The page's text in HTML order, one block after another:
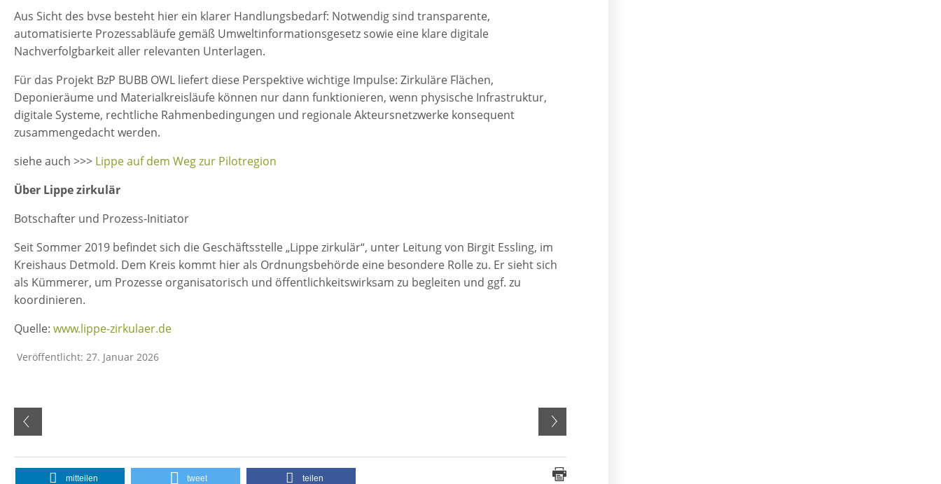
Aus Sicht des bvse besteht hier ein klarer Handlungsbedarf: Notwendig sind transparente,
automatisierte Prozessabläufe gemäß Umweltinformationsgesetz sowie eine klare digitale
Nachverfolgbarkeit aller relevanten Unterlagen.
Für das Projekt BzP BUBB OWL liefert diese Perspektive wichtige Impulse: Zirkuläre Flächen,
Deponieräume und Materialkreisläufe können nur dann funktionieren, wenn physische Infrastruktur,
digitale Systeme, rechtliche Rahmenbedingungen und regionale Akteursnetzwerke konsequent
zusammengedacht werden.
siehe auch >>> Lippe auf dem Weg zur Pilotregion
Über Lippe zirkulär
Botschafter und Prozess-Initiator
Seit Sommer 2019 befindet sich die Geschäftsstelle „Lippe zirkulär“, unter Leitung von Birgit Essling, im
Kreishaus Detmold. Dem Kreis kommt hier als Ordnungsbehörde eine besondere Rolle zu. Er sieht sich
als Kümmerer, um Prozesse organisatorisch und öffentlichkeitswirksam zu begleiten und ggf. zu
koordinieren.
Quelle: www.lippe-zirkulaer.de
Veröffentlicht: 27. Januar 2026
mitteilen tweet teilen